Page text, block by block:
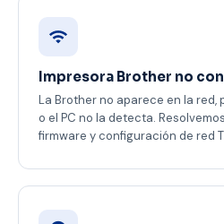
Impresora Brother no
La Brother no aparece en la red,
o el PC no la detecta.
firmware y configuración de red